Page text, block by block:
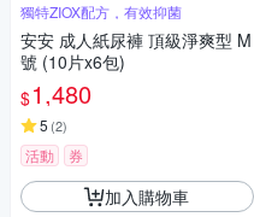
獨特ZIOX配方，有效抑菌
安安 成人紙尿褲 頂級淨爽型 M
號 (10片x6包)
$1,480
5 (2)
活動 券
加入購物車